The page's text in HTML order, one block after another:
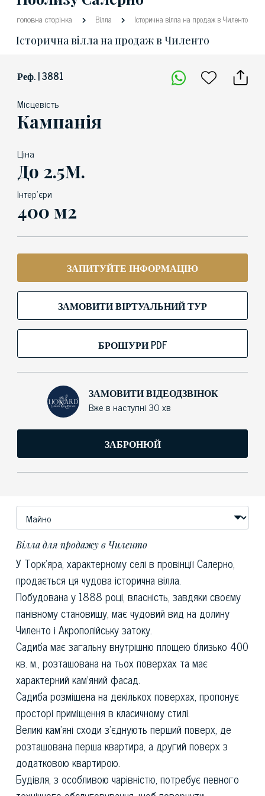
головна сторінка Вілла Історична вілла на продаж в Чиленто
Історична вілла на продаж в Чиленто
Реф. | 3881
Місцевість
Кампанія
Ціна
До 2.5М.
Інтер'єри
400 м2
ЗАПИТУЙТЕ ІНФОРМАЦІЮ
ЗАМОВИТИ ВІРТУАЛЬНИЙ ТУР
БРОШУРИ PDF
ЗАМОВИТИ ВІДЕОДЗВІНОК
Вже в наступні 30 хв
ЗАБРОНЮЙ
Вілла для продажу в Чиленто
У Торк'яра, характерному селі в провінції Салерно,
продається ця чудова історична вілла.
Побудована у 1888 році, власність, завдяки своєму
панівному становищу, має чудовий вид на долину
Чиленто і Акрополійську затоку.
Садиба має загальну внутрішню площею близько 400
кв. м., розташована на тьох поверхах та має
характерний кам'яний фасад.
Садиба розміщена на декількох поверхах, пропонує
просторі приміщення в класичному стилі.
Великі кам'яні сходи з'єднують перший поверх, де
розташована перша квартира, а другий поверх з
додатковою квартирою.
Будівля, з особливою чарівністю, потребує певного